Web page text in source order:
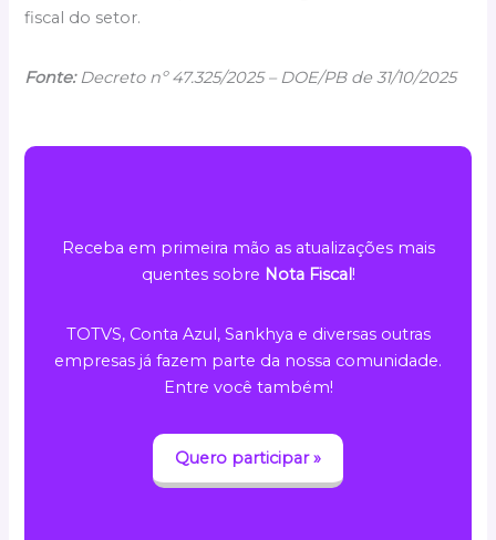
fiscal do setor.
Fonte:Decreto nº 47.325/2025 – DOE/PB de 31/10/2025
Receba em primeira mão as atualizações mais
quentes sobre Nota Fiscal !
TOTVS, Conta Azul, Sankhya e diversas outras
empresas já fazem parte da nossa comunidade.
Entre você também!
Quero participar »